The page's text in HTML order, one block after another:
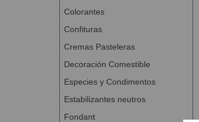
Colorantes
Confituras
Cremas Pasteleras
Decoración Comestible
Especies y Condimentos
Estabilizantes neutros
Fondant